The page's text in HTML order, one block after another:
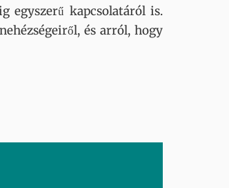
egyszerű kapcsolatáról is.
és arról, hogy